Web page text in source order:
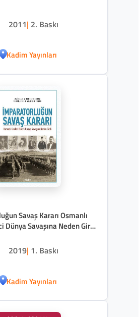
2011| 2. Baskı
Kadim Yayınları
Savaş Kararı Osmanlı
Dünya Savaşına Neden Girdi
2019| 1. Baskı
Kadim Yayınları